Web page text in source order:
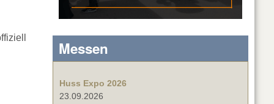
Messen
Huss Expo 2026
23.09.2026